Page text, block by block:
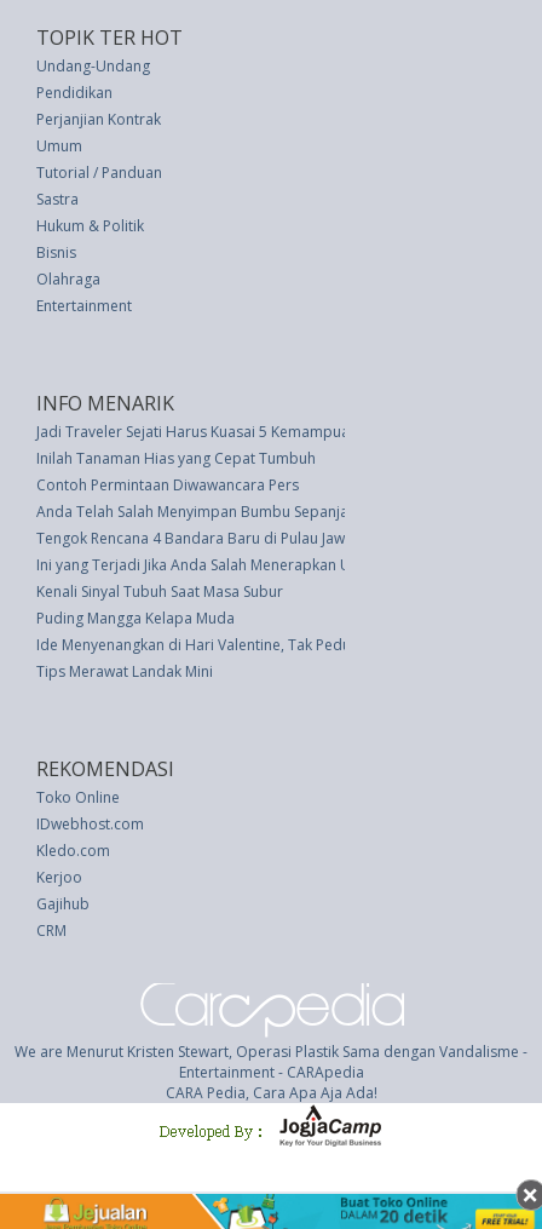
TOPIK TER HOT
Undang-Undang
Pendidikan
Perjanjian Kontrak
Umum
Tutorial / Panduan
Sastra
Hukum & Politik
Bisnis
Olahraga
Entertainment
INFO MENARIK
Jadi Traveler Sejati Harus Kuasai 5 Kemampuan Ini
Inilah Tanaman Hias yang Cepat Tumbuh
Contoh Permintaan Diwawancara Pers
Anda Telah Salah Menyimpan Bumbu Sepanjang Hidup Anda
Tengok Rencana 4 Bandara Baru di Pulau Jawa
Ini yang Terjadi Jika Anda Salah Menerapkan Urutan Skincare
Kenali Sinyal Tubuh Saat Masa Subur
Puding Mangga Kelapa Muda
Ide Menyenangkan di Hari Valentine, Tak Peduli Anda Merayakan atau
Tips Merawat Landak Mini
REKOMENDASI
Toko Online
IDwebhost.com
Kledo.com
Kerjoo
Gajihub
CRM
We are Menurut Kristen Stewart, Operasi Plastik Sama dengan Vandalisme -
Entertainment - CARApedia
CARA Pedia, Cara Apa Aja Ada!